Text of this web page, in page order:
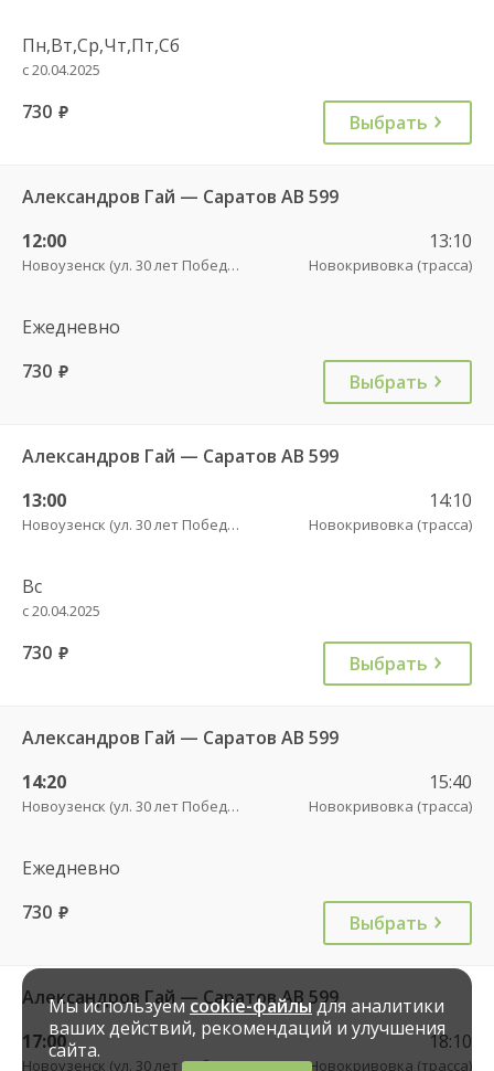
Пн,Вт,Ср,Чт,Пт,Сб
с 20.04.2025
730 руб. Выбрать
Александров Гай — Саратов АВ 599
12:00
Новоузенск (ул. 30 лет Победы, 9)
13:10
Новокривовка (трасса)
Ежедневно
730 руб. Выбрать
Александров Гай — Саратов АВ 599
13:00
Новоузенск (ул. 30 лет Победы, 9)
14:10
Новокривовка (трасса)
Вс
с 20.04.2025
730 руб. Выбрать
Александров Гай — Саратов АВ 599
14:20
Новоузенск (ул. 30 лет Победы, 9)
15:40
Новокривовка (трасса)
Ежедневно
730 руб. Выбрать
Александров Гай — Саратов АВ 599
17:00
Новоузенск (ул. 30 лет Победы, 9)
18:10
Новокривовка (трасса)
Мы используемcookie-файлыдля аналитики
ваших действий, рекомендаций и улучшения
сайта.